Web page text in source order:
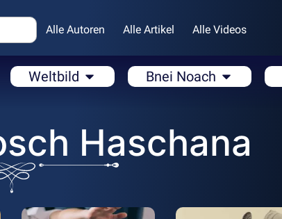
Alle Autoren Alle Artikel Alle Videos
Weltbild Bnei Noach
Haschana